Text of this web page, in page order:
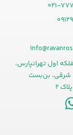
اول تهرانپارس،
خیابان ۱۴۶ شرقی، بن‌بست
۲